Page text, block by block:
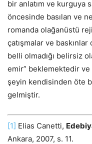
bir anlatım ve kurguya
öncesinde basılan ve
romanda olağanüstü
çatışmalar ve
belli olmadığı belirsiz
emir” beklemektedir
şeyin kendisinden öte
gelmiştir.
[1] Elias Canetti,
Ankara, 2007, s. 11.